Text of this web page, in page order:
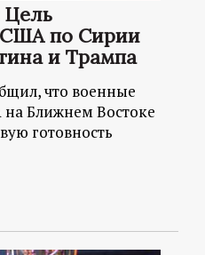
Цель
США по Сирии
и Трампа
что военные
Ближнем Востоке
готовность